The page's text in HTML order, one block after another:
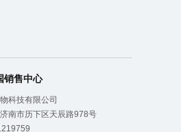
销售中心
科技有限公司
南市历下区天辰路978号